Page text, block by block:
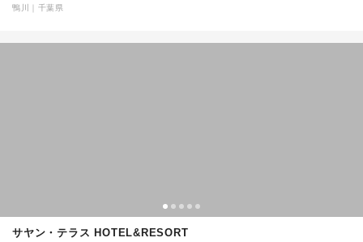
鴨川 千葉県
サヤン・テラス HOTEL&RESORT